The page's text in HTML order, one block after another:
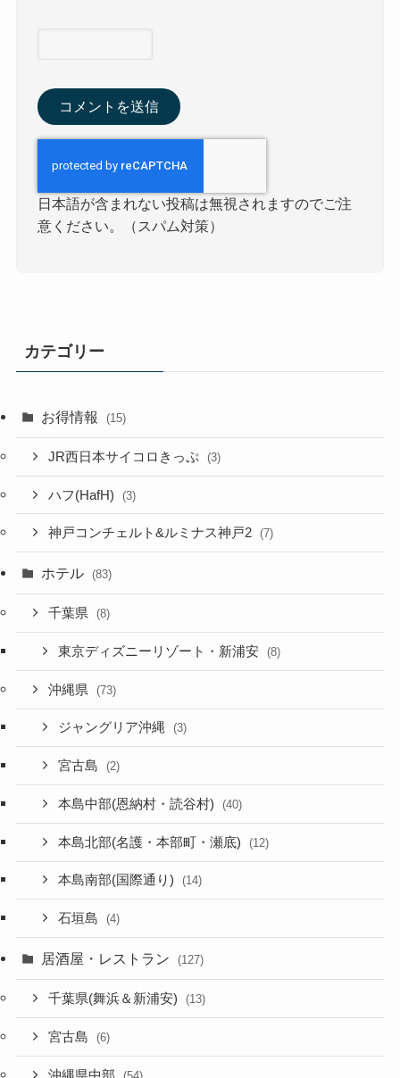
日本語が含まれない投稿は無視されますのでご注
意ください。（スパム対策）
カテゴリー
お得情報 (15)
JR西日本サイコロきっぷ (3)
ハフ(HafH) (3)
神戸コンチェルト&ルミナス神戸2 (7)
ホテル (83)
千葉県 (8)
東京ディズニーリゾート・新浦安 (8)
沖縄県 (73)
ジャングリア沖縄 (3)
宮古島 (2)
本島中部(恩納村・読谷村) (40)
本島北部(名護・本部町・瀬底) (12)
本島南部(国際通り) (14)
石垣島 (4)
居酒屋・レストラン (127)
千葉県(舞浜＆新浦安) (13)
宮古島 (6)
沖縄県中部